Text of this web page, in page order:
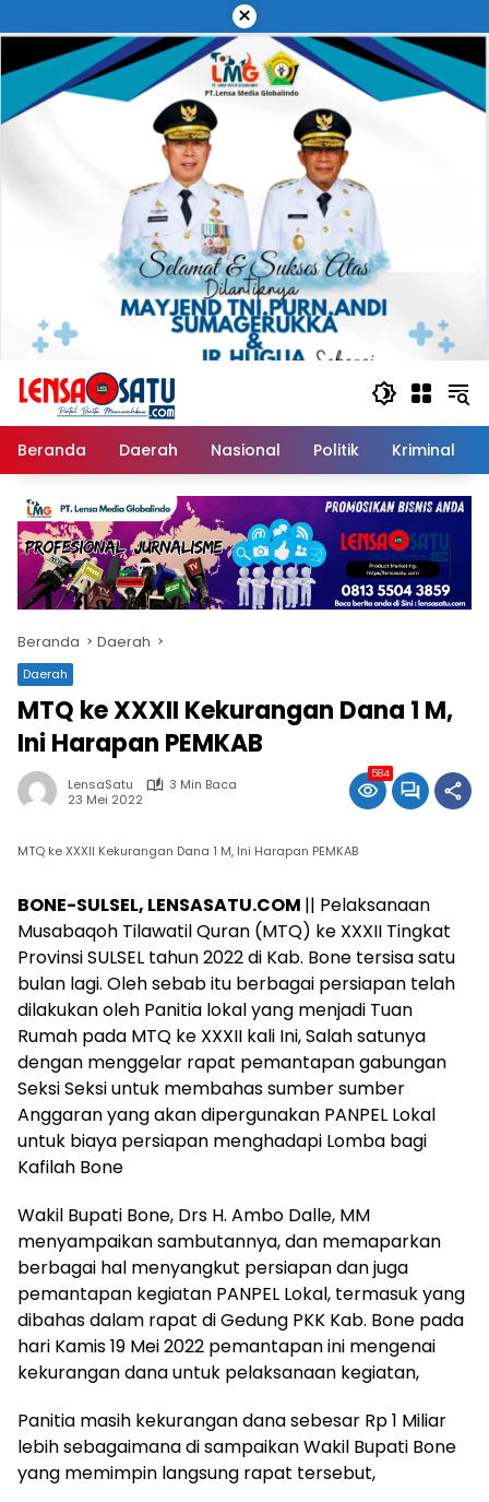
ke
konten
×
Beranda Daerah Nasional Politik Kriminal
Beranda Daerah
Daerah
MTQ ke XXXII Kekurangan Dana 1 M,
Ini Harapan PEMKAB
LensaSatu
3 Min Baca
23 Mei 2022
584
MTQ ke XXXII Kekurangan Dana 1 M, Ini Harapan PEMKAB
BONE-SULSEL, LENSASATU.COM || Pelaksanaan
Musabaqoh Tilawatil Quran (MTQ) ke XXXII Tingkat
Provinsi SULSEL tahun 2022 di Kab. Bone tersisa satu
bulan lagi. Oleh sebab itu berbagai persiapan telah
dilakukan oleh Panitia lokal yang menjadi Tuan
Rumah pada MTQ ke XXXII kali Ini, Salah satunya
dengan menggelar rapat pemantapan gabungan
Seksi Seksi untuk membahas sumber sumber
Anggaran yang akan dipergunakan PANPEL Lokal
untuk biaya persiapan menghadapi Lomba bagi
Kafilah Bone
Wakil Bupati Bone, Drs H. Ambo Dalle, MM
menyampaikan sambutannya, dan memaparkan
berbagai hal menyangkut persiapan dan juga
pemantapan kegiatan PANPEL Lokal, termasuk yang
dibahas dalam rapat di Gedung PKK Kab. Bone pada
hari Kamis 19 Mei 2022 pemantapan ini mengenai
kekurangan dana untuk pelaksanaan kegiatan,
Panitia masih kekurangan dana sebesar Rp 1 Miliar
lebih sebagaimana di sampaikan Wakil Bupati Bone
yang memimpin langsung rapat tersebut,